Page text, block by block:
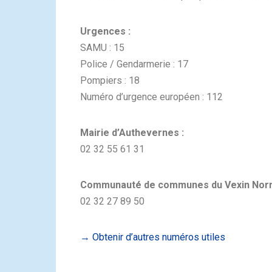
Urgences :
SAMU : 15
Police / Gendarmerie : 17
Pompiers : 18
Numéro d’urgence européen : 112
Mairie d’Authevernes :
02 32 55 61 31
Communauté de communes du Vexin
02 32 27 89 50
→ Obtenir d’autres numéros utiles